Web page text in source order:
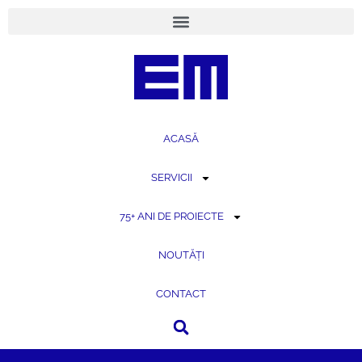
ACASĂ
SERVICII
75+ ANI DE PROIECTE
NOUTĂȚI
CONTACT